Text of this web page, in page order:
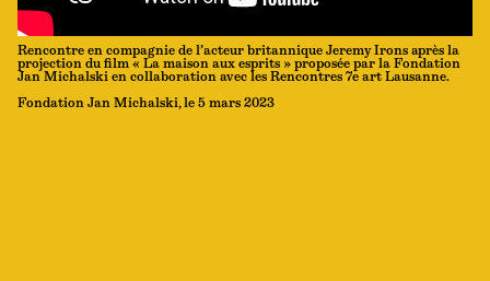
Rencontre en compagnie de l’acteur britannique Jeremy Irons après la
projection du film « La maison aux esprits » proposée par la Fondation
Jan Michalski en collaboration avec les Rencontres 7e art Lausanne.
Fondation Jan Michalski, le 5 mars 2023